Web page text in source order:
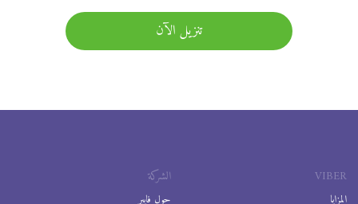
تنزيل الآن
VIBER
المزايا
الشركة
حول فايبر